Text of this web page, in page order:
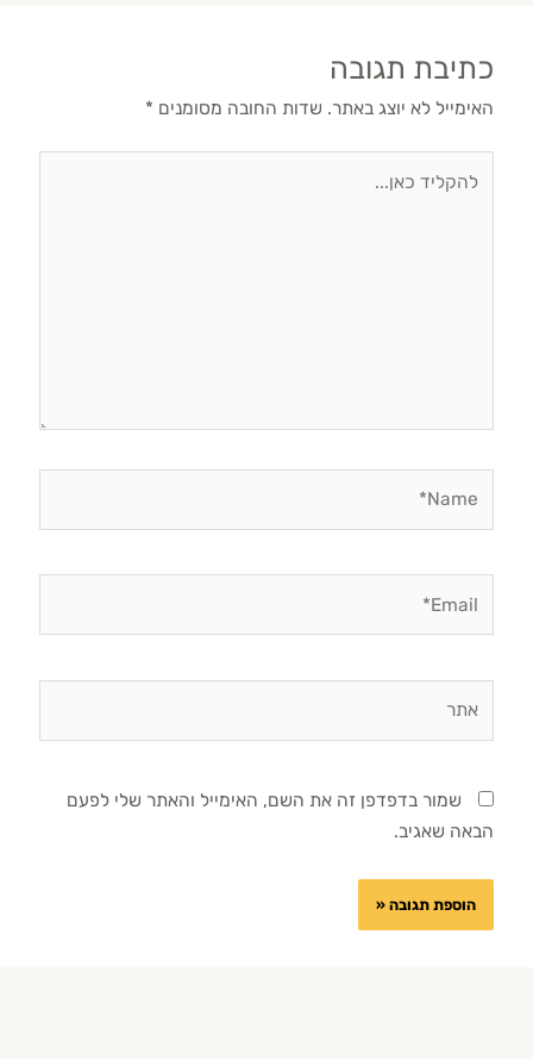
כתיבת תגובה
האימייל לא יוצג באתר. שדות החובה מסומנים *
שמור בדפדפן זה את השם, האימייל והאתר שלי לפעם
הבאה שאגיב.